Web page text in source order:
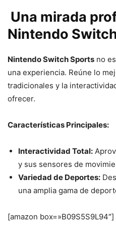
Una mirada
Nintendo
Nintendo Switch Sports no
una experiencia. Reúne lo
tradicionales y la
ofrecer.
Características Principales:
Interactividad Total:
y sus sensores de
Variedad de Deportes:
una amplia gama de
[amazon box=»B09S5S9L94″]